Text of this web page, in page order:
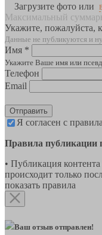
Загрузите фото или
Максимальный
Укажите, пожалуйста,
Данные не публикуются и
Имя *
Укажите Ваше имя или
Телефон
Email
Отправить
Я согласен с
Правила публикации
• Публикация
происходит только
показать правила
Ваш отзыв отправлен!